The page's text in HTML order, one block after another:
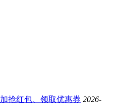
抢红包、领取优惠券 2026-